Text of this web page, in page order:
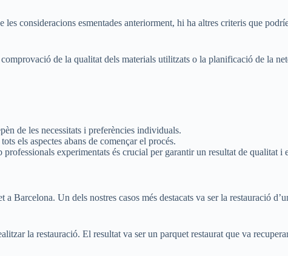
consideracions esmentades anteriorment, hi ha altres criteris que
de la qualitat dels materials utilitzats o la planificació de la
de les necessitats i preferències individuals.
els aspectes abans de començar el procés.
professionals experimentats és crucial per garantir un resultat de qualitat i
Un dels nostres casos més destacats va ser la restauració
la restauració. El resultat va ser un parquet restaurat que va